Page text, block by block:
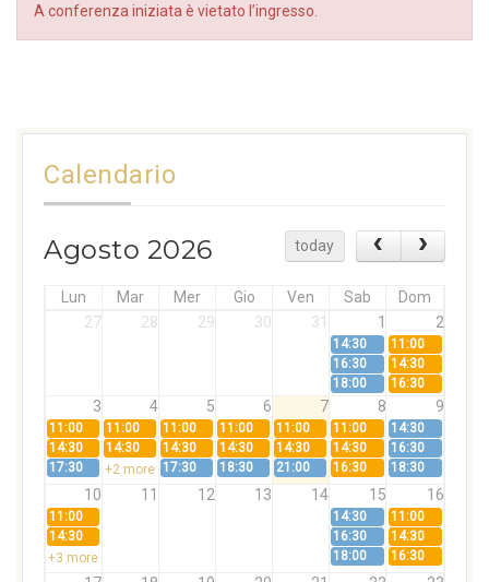
A conferenza iniziata è vietato l’ingresso.
Calendario
Agosto 2026 today
Lun Mar Mer Gio Ven Sab
Dom
27
28 29 30 31 1 2
14:30
11:00
16:30
14:30
18:00
16:30
3 4 5 6 7 8 9
11:00 11:00 11:00 11:00 11:00 11:00
14:30
14:30
14:30 14:30 14:30 14:30 14:30
16:30
17:30
+2 more 17:30 18:30 21:00 16:30 18:30
10 11 12 13 14 15 16
11:00 14:30
11:00
14:30
16:30
14:30
+3 more
18:00 16:30